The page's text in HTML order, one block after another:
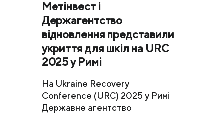
Метінвест і
Держагентство
відновлення представили
укриття для шкіл на URC
2025 у Римі
На Ukraine Recovery
Conference (URC) 2025 у Римі
Державне агентство